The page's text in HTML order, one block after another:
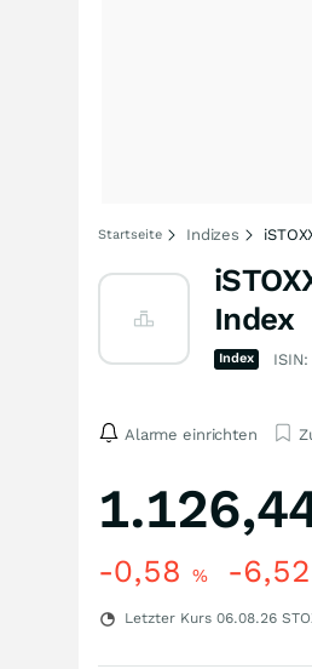
Startseite Indizes
Index
Index ISIN:
Alarme einrichten
-0,58 % -6,52
Letzter Kurs 06.08.26